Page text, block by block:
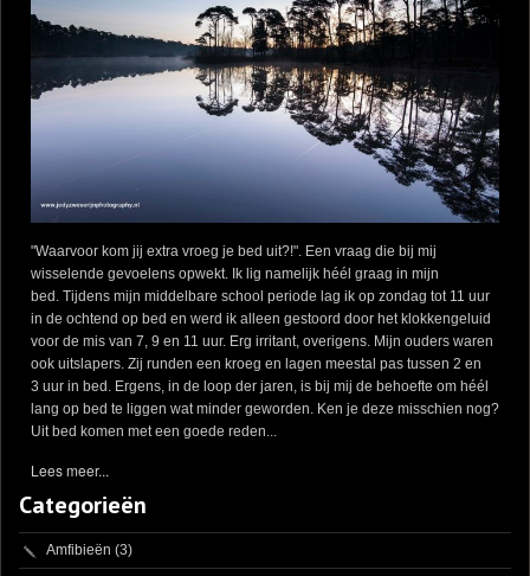
"Waarvoor kom jij extra vroeg je bed uit?!". Een vraag die bij mij
wisselende gevoelens opwekt. Ik lig namelijk héél graag in mijn
bed. Tijdens mijn middelbare school periode lag ik op zondag tot 11 uur
in de ochtend op bed en werd ik alleen gestoord door het klokkengeluid
voor de mis van 7, 9 en 11 uur. Erg irritant, overigens. Mijn ouders waren
ook uitslapers. Zij runden een kroeg en lagen meestal pas tussen 2 en
3 uur in bed. Ergens, in de loop der jaren, is bij mij de behoefte om héél
lang op bed te liggen wat minder geworden. Ken je deze misschien nog?
Uit bed komen met een goede reden...
Lees meer...
Categorieën
Amfibieën (3)